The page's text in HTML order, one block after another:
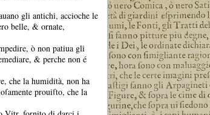
gli antichi, accioche le
belle, & ornate,
ò non patiua gli
& perche non é
che la humidità, non ha
prouiſto, che la